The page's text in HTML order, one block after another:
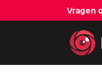
Vragen